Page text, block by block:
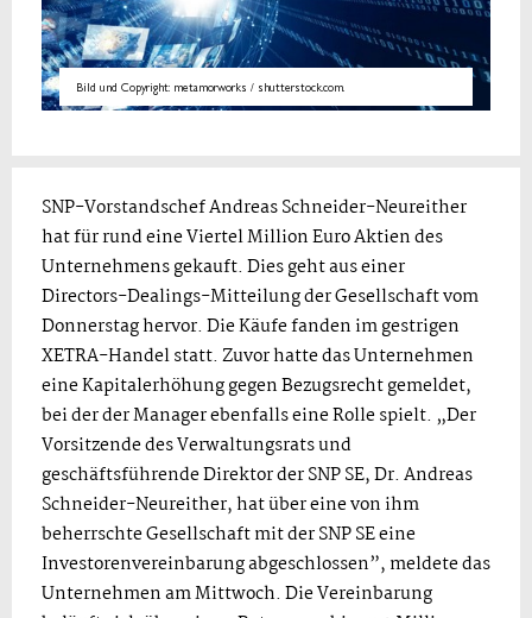
Bild und Copyright: metamorworks / shutterstock.com.
SNP-Vorstandschef Andreas Schneider-Neureither
hat für rund eine Viertel Million Euro Aktien des
Unternehmens gekauft. Dies geht aus einer
Directors-Dealings-Mitteilung der Gesellschaft vom
Donnerstag hervor. Die Käufe fanden im gestrigen
XETRA-Handel statt. Zuvor hatte das Unternehmen
eine Kapitalerhöhung gegen Bezugsrecht gemeldet,
bei der der Manager ebenfalls eine Rolle spielt. „Der
Vorsitzende des Verwaltungsrats und
geschäftsführende Direktor der SNP SE, Dr. Andreas
Schneider-Neureither, hat über eine von ihm
beherrschte Gesellschaft mit der SNP SE eine
Investorenvereinbarung abgeschlossen”, meldete das
Unternehmen am Mittwoch. Die Vereinbarung